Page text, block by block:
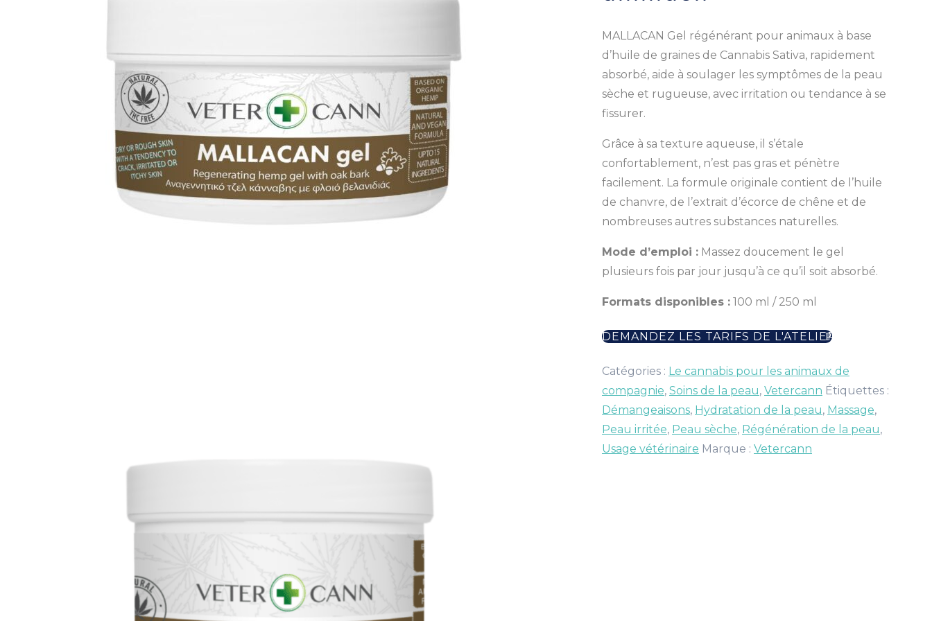
MALLACAN Gel régénérant pour animaux à base
d’huile de graines de Cannabis Sativa, rapidement
absorbé, aide à soulager les symptômes de la peau
sèche et rugueuse, avec irritation ou tendance à se
fissurer.
Grâce à sa texture aqueuse, il s’étale
confortablement, n’est pas gras et pénètre
facilement. La formule originale contient de l’huile
de chanvre, de l’extrait d’écorce de chêne et de
nombreuses autres substances naturelles.
Mode d’emploi : Massez doucement le gel
plusieurs fois par jour jusqu’à ce qu’il soit absorbé.
Formats disponibles : 100 ml / 250 ml
DEMANDEZ LES TARIFS DE L'ATELIER
Catégories : Le cannabis pour les animaux de
compagnie, Soins de la peau, Vetercann Étiquettes :
Démangeaisons, Hydratation de la peau, Massage,
Peau irritée, Peau sèche, Régénération de la peau,
Usage vétérinaire Marque : Vetercann